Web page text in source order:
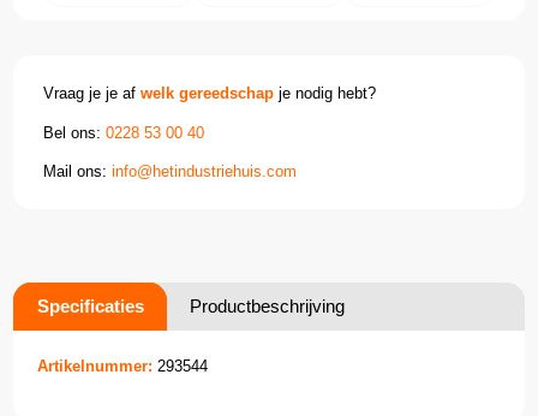
Vraag je je afwelk gereedschap je nodig hebt?
Bel ons:0228 53 00 40
Mail ons:info@hetindustriehuis.com
Specificaties Productbeschrijving
Artikelnummer: 293544